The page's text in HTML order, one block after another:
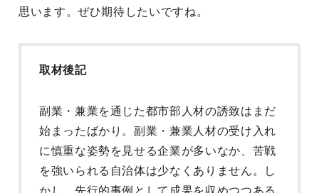
思います。ぜひ期待したいですね。
取材後記
副業・兼業を通じた都市部人材の誘致はまだ
始まったばかり。副業・兼業人材の受け入れ
に慎重な姿勢を見せる企業が多いなか、苦戦
を強いられる自治体は少なくありません。し